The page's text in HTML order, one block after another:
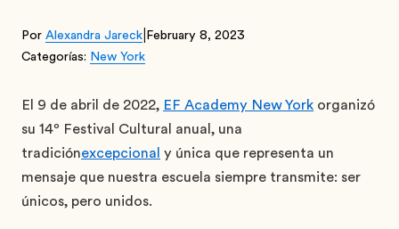
Por Alexandra Jareck February 8, 2023
Categorías: New York
El 9 de abril de 2022, EF Academy New York organizó
su 14º Festival Cultural anual, una
tradiciónexcepcional y única que representa un
mensaje que nuestra escuela siempre transmite: ser
únicos, pero unidos.